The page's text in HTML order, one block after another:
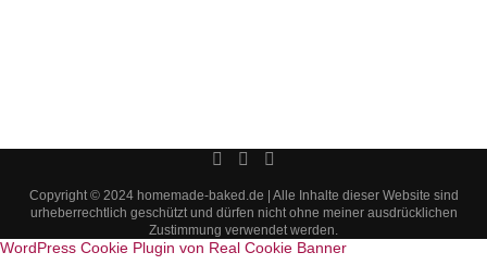
Copyright © 2024 homemade-baked.de | Alle Inhalte dieser Website sind
urheberrechtlich geschützt und dürfen nicht ohne meiner ausdrücklichen
Zustimmung verwendet werden.
WordPress Cookie Plugin von Real Cookie Banner